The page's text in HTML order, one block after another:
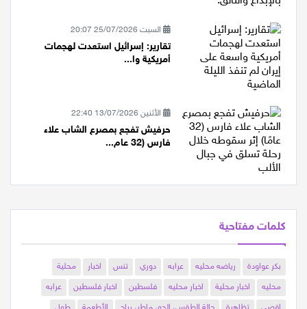
السبت 25/07/2026 20:07
تقارير: إسرائيل استعدت لهجمات
أمريكية وا...
الأثنين 13/07/2026 22:40
حرفيش تفجع بمصرع الشاب علاء
فارس (32 عام...
كلمات مفتاحية
بكر عواودة رياضه محليه عرابه دوري تنس اخبار
محلية
محليه
اخبار محلية اخبار محليه فلسطين اخبار فلسطين
عرابه